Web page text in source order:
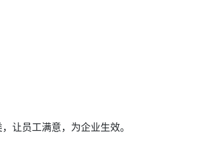
让员工满意，为企业生效。